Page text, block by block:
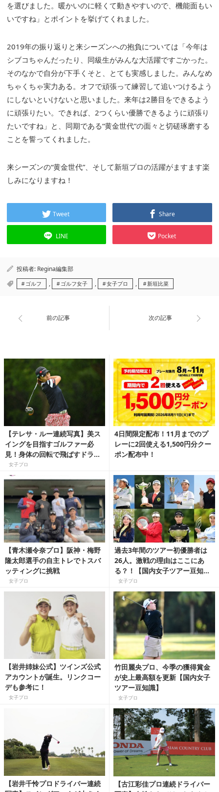
を選びました。暖かいのに軽くて動きやすいので、機能面もい
いですね」とポイントを挙げてくれました。
2019年の振り返りと来シーズンへの抱負については「今年は
シブコちゃんだったり、同級生がみんな大活躍ですごかった。
そのなかで自分が下手くそと、とても実感しました。みんなめ
ちゃくちゃ実力ある。オフで頑張って練習して追いつけるよう
にしないといけないと思いました。来年は2勝目をできるよう
に頑張りたい。できれば、2つくらい優勝できるように頑張り
たいですね」と、同期である“黄金世代”の面々と切磋琢磨する
ことを誓ってくれました。
来シーズンの“黄金世代”、そして新垣プロの活躍がますます楽
しみになりますね！
Tweet Share
LINE Pocket
投稿者: Regina編集部
ゴルフ , ゴルフ女子 , 女子プロ , 新垣比菜
前の記事 次の記事
【テレサ・ルー連続写真】美ス
イングを目指すゴルファー必
見！身体の回転で飛ばすドライ
バースイング解説
女子プロ
4日間限定配布！11月までのプ
レーに2回使える1,500円分クー
ポン配布中！
【青木瀬令奈プロ】阪神・梅野
隆太郎選手の自主トレでトスバ
ッティングに挑戦
女子プロ
過去3年間のツアー初優勝者は
26人。激戦の理由はここにあ
る？！【国内女子ツアー豆知
識】
女子プロ
【岩井姉妹公式】ツインズ公式
アカウントが誕生。リンクコー
デも参考に！
女子プロ
竹田麗央プロ、今季の獲得賞金
が史上最高額を更新【国内女子
ツアー豆知識】
女子プロ
【岩井千怜プロドライバー連続
【古江彩佳プロ連続ドライバー